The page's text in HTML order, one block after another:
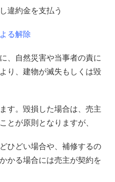
違約金を支払う
る解除
、自然災害や当事者の責に
り、建物が滅失もしくは毀
す。毀損した場合は、売主
とが原則となりますが、
ひどい場合や、補修するの
かる場合には売主が契約を